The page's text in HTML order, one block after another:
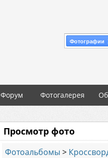
Фотографии
Форум Фотогалерея
Просмотр фото
Фотоальбомы >